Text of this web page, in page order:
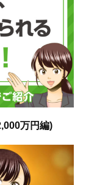
万円編)